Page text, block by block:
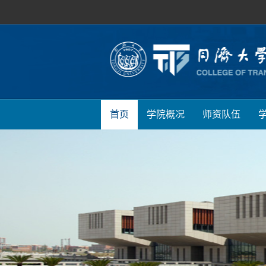
首页 学院概况 师资队伍